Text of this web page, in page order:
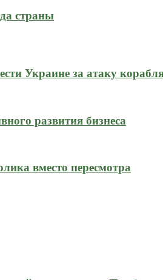
страны
Украине за атаку
развития бизнеса
вместо пересмотра